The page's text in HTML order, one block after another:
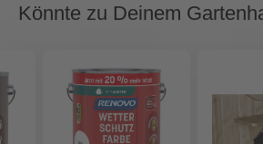
Könnte zu Deinem